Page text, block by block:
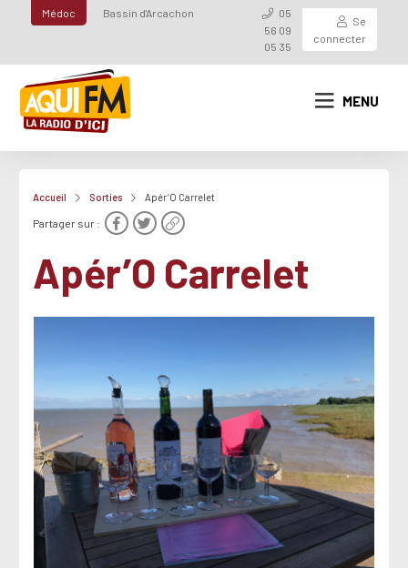
Médoc Bassin d'Arcachon
05
56 09
05 35
Se
connecter
MENU
Accueil Sorties Apér’O Carrelet
Partager sur :
Apér’O Carrelet